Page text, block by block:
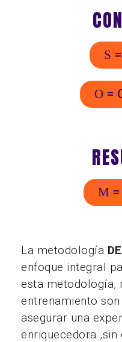
S
O =
M
La metodología
enfoque integral
esta metodología,
entrenamiento son
asegurar una
enriquecedora